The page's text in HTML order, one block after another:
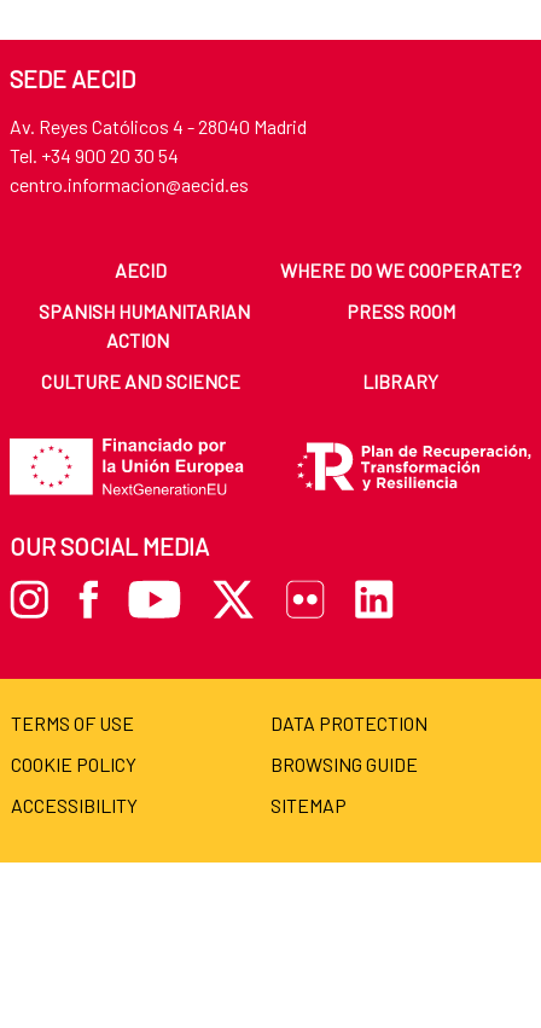
SEDE AECID
Av. Reyes Católicos 4 - 28040 Madrid
Tel. +34 900 20 30 54​​​​​​​
centro.informacion@aecid.es
AECID
WHERE DO WE COOPERATE?
SPANISH HUMANITARIAN
ACTION
PRESS ROOM
CULTURE AND SCIENCE LIBRARY
OUR SOCIAL MEDIA
TERMS OF USE
DATA PROTECTION
COOKIE POLICY
BROWSING GUIDE
ACCESSIBILITY
SITEMAP